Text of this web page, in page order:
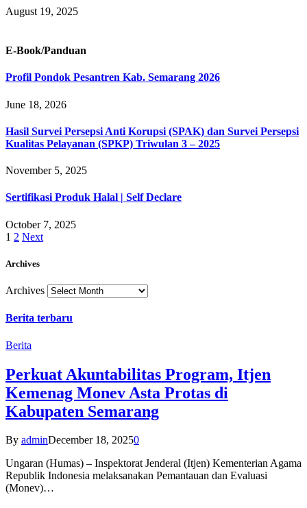
August 19, 2025
E-Book/Panduan
Profil Pondok Pesantren Kab. Semarang 2026
June 18, 2026
Hasil Survei Persepsi Anti Korupsi (SPAK) dan Survei Persepsi
Kualitas Pelayanan (SPKP) Triwulan 3 – 2025
November 5, 2025
Sertifikasi Produk Halal | Self Declare
October 7, 2025
1 2 Next
Archives
Archives
Berita terbaru
Berita
Perkuat Akuntabilitas Program, Itjen
Kemenag Monev Asta Protas di
Kabupaten Semarang
By adminDecember 18, 20250
Ungaran (Humas) – Inspektorat Jenderal (Itjen) Kementerian Agama
Republik Indonesia melaksanakan Pemantauan dan Evaluasi
(Monev)…